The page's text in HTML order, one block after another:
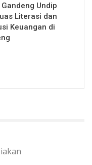
Gandeng Undip
Literasi dan
Keuangan di